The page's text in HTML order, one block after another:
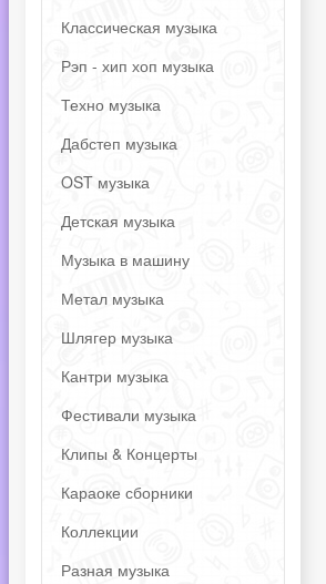
Классическая музыка
Рэп - хип хоп музыка
Техно музыка
Дабстеп музыка
OST музыка
Детская музыка
Музыка в машину
Метал музыка
Шлягер музыка
Кантри музыка
Фестивали музыка
Клипы & Концерты
Караоке сборники
Коллекции
Разная музыка